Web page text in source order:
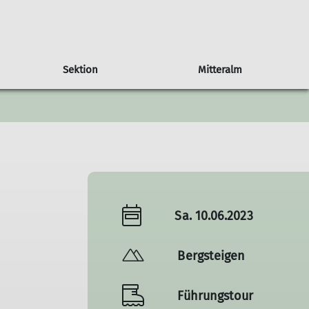
Tourenhinweise Downloads
Jugend
Sektion
Mitglied werden
Mitteralm
Sa. 10.06.2023
Bergsteigen
Führungstour